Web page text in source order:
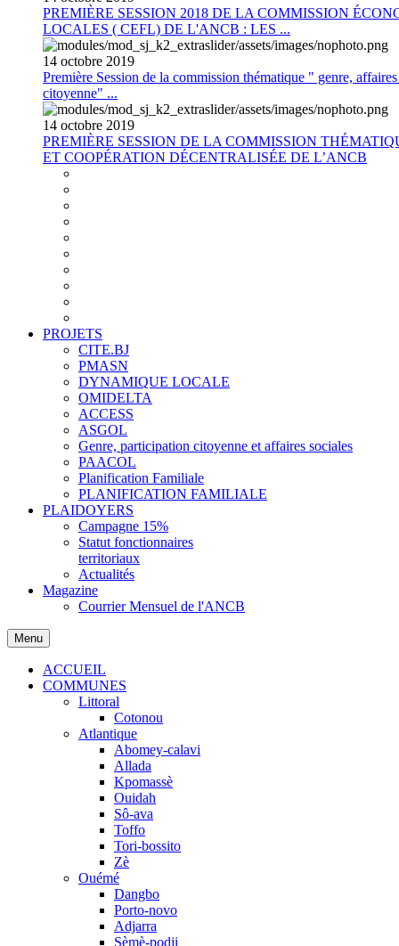
PREMIÈRE SESSION 2018 DE LA COMMISSION
LOCALES ( CEFL) DE L'ANCB : LES ...
14 octobre 2019
Première Session de la commission thématique " genre,
citoyenne" ...
14 octobre 2019
PREMIÈRE SESSION DE LA COMMISSION
ET COOPÉRATION DÉCENTRALISÉE DE L’ANCB
PROJETS
CITE.BJ
PMASN
DYNAMIQUE LOCALE
OMIDELTA
ACCESS
ASGOL
Genre, participation citoyenne et affaires sociales
PAACOL
Planification Familiale
PLANIFICATION FAMILIALE
PLAIDOYERS
Campagne 15%
Statut fonctionnaires
territoriaux
Actualités
Magazine
Courrier Mensuel de l'ANCB
Menu
ACCUEIL
COMMUNES
Littoral
Cotonou
Atlantique
Abomey-calavi
Allada
Kpomassè
Ouidah
Sô-ava
Toffo
Tori-bossito
Zè
Ouémé
Dangbo
Porto-novo
Adjarra
Sèmè-podji